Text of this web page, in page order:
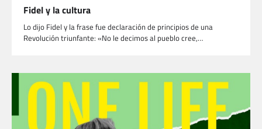
Fidel y la cultura
Lo dijo Fidel y la frase fue declaración de principios de una
Revolución triunfante: «No le decimos al pueblo cree,…